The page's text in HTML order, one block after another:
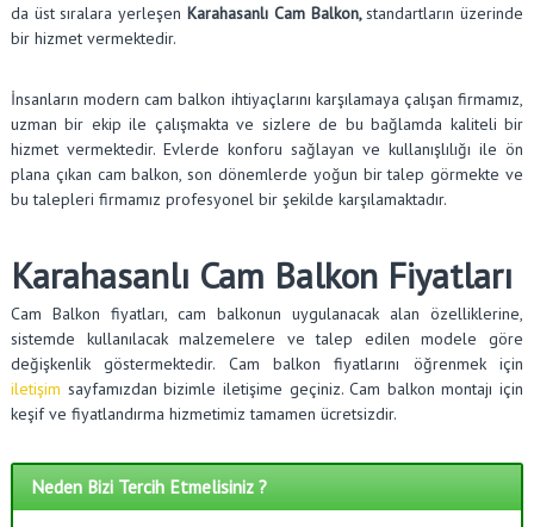
da üst sıralara yerleşen Karahasanlı Cam Balkon,standartların üzerinde
bir hizmet vermektedir.
İnsanların modern cam balkon ihtiyaçlarını karşılamaya çalışan firmamız,
uzman bir ekip ile çalışmakta ve sizlere de bu bağlamda kaliteli bir
hizmet vermektedir. Evlerde konforu sağlayan ve kullanışlılığı ile ön
plana çıkan cam balkon, son dönemlerde yoğun bir talep görmekte ve
bu talepleri firmamız profesyonel bir şekilde karşılamaktadır.
Karahasanlı Cam Balkon Fiyatları
Cam Balkon fiyatları, cam balkonun uygulanacak alan özelliklerine,
sistemde kullanılacak malzemelere ve talep edilen modele göre
değişkenlik göstermektedir. Cam balkon fiyatlarını öğrenmek için
iletişim sayfamızdan bizimle iletişime geçiniz. Cam balkon montajı için
keşif ve fiyatlandırma hizmetimiz tamamen ücretsizdir.
Neden Bizi Tercih Etmelisiniz ?